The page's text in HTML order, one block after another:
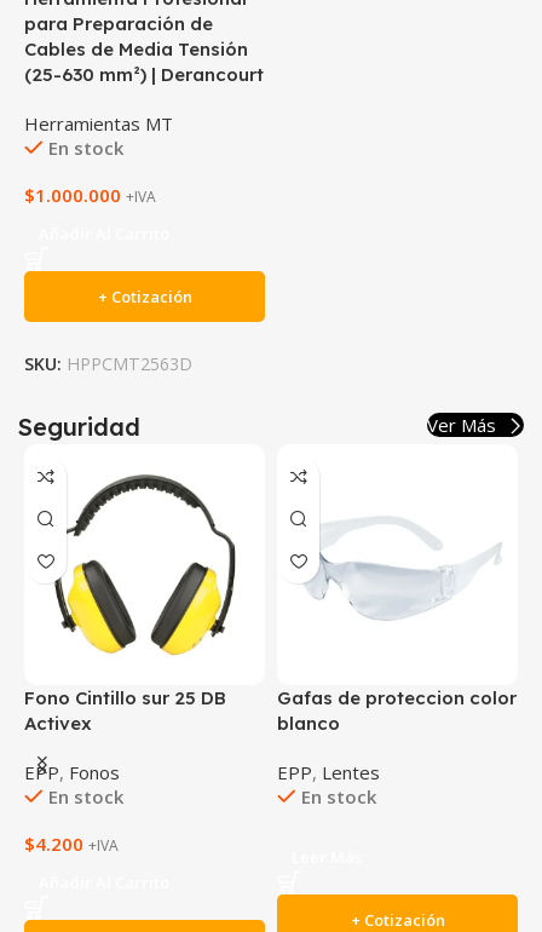
para Preparación de
Cables de Media Tensión
(25-630 mm²) | Derancourt
Herramientas MT
En stock
$1.000.000 +IVA
+ Cotización
SKU: HPPCMT2563D
Seguridad Ver Más
Fono Cintillo sur 25 DB
Activex
EPP, Fonos
En stock
$4.200 +IVA
Gafas de proteccion color
blanco
EPP, Lentes
En stock
+ Cotización